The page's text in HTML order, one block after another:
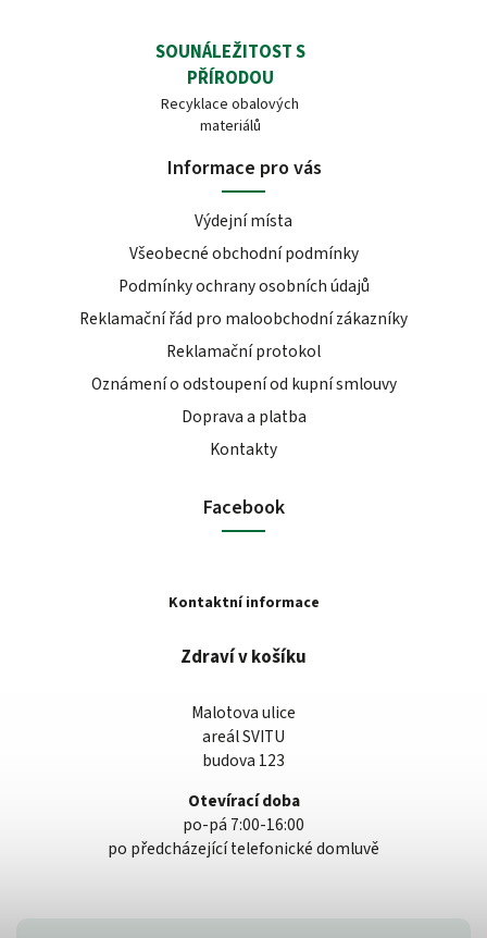
SOUNÁLEŽITOST S
PŘÍRODOU
Recyklace obalových
materiálů
Informace pro vás
Výdejní místa
Všeobecné obchodní podmínky
Podmínky ochrany osobních údajů
Reklamační řád pro maloobchodní zákazníky
Reklamační protokol
Oznámení o odstoupení od kupní smlouvy
Doprava a platba
Kontakty
Facebook
Kontaktní informace
Zdraví v košíku
Malotova ulice
areál SVITU
budova 123
Otevírací doba
po-pá 7:00-16:00
po předcházející telefonické domluvě